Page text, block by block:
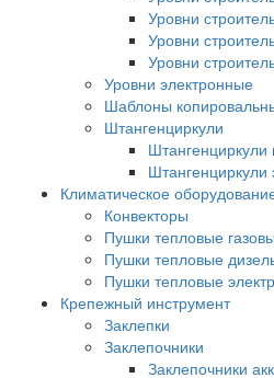
Уровни
Уровни
Уровни
Уровни электронные
Шаблоны
Штангенциркули
Штангенциркули
Штангенциркули
Климатическое
Конвекторы
Пушки тепловые
Пушки тепловые
Пушки тепловые
Крепежный инструмент
Заклепки
Заклепочники
Заклепочники